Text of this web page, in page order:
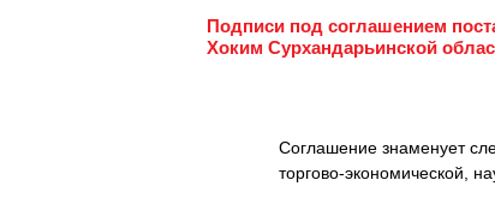
Подписи под соглашением
Хоким Сурхандарьинской
Соглашение знаменует
торгово-экономической,